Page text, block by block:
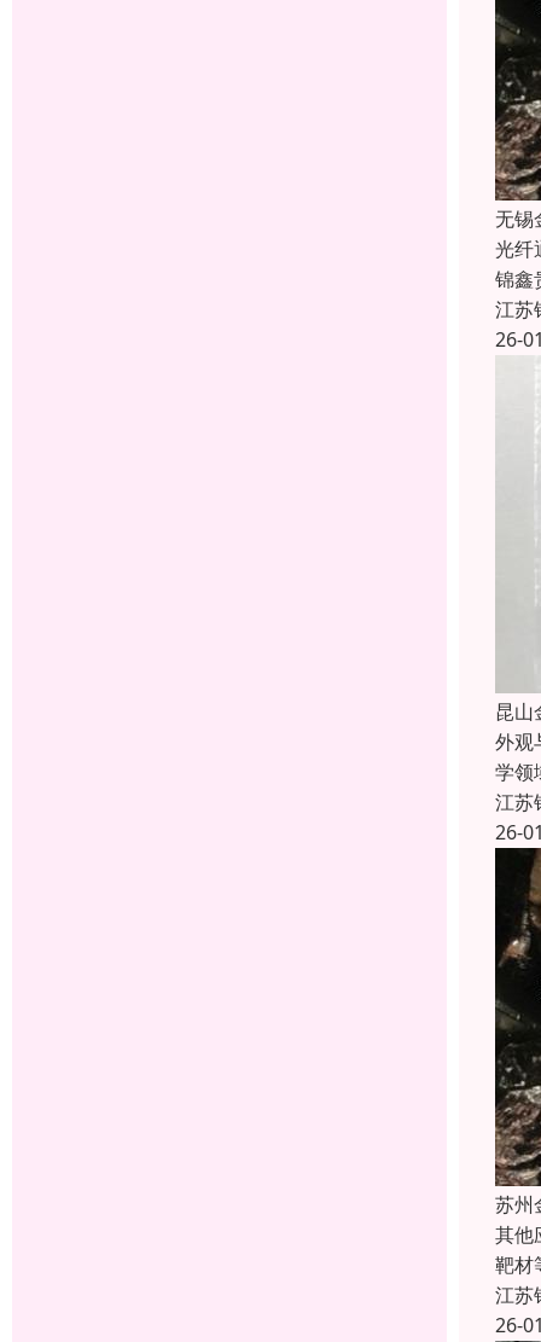
无锡
光纤
锦鑫
江苏
26-
昆山
外观
学领
江苏
26-
苏州
其他
靶材
江苏
26-